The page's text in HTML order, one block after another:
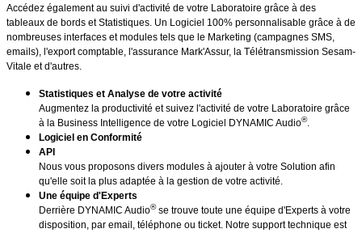
Accédez également au suivi d'activité de votre Laboratoire grâce à des
tableaux de bords et Statistiques. Un Logiciel 100% personnalisable grâce à de
nombreuses interfaces et modules tels que le Marketing (campagnes SMS,
emails), l'export comptable, l'assurance Mark'Assur, la Télétransmission Sesam-
Vitale et d'autres.
Statistiques et Analyse de votre activité
Augmentez la productivité et suivez l'activité de votre Laboratoire grâce
à la Business Intelligence de votre Logiciel DYNAMIC Audio®.
Logiciel en Conformité
API
Nous vous proposons divers modules à ajouter à votre Solution afin
qu'elle soit la plus adaptée à la gestion de votre activité.
Une équipe d'Experts
Derrière DYNAMIC Audio®se trouve toute une équipe d'Experts à votre
disposition, par email, téléphone ou ticket. Notre support technique est